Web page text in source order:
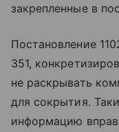
закрепленные в
Постановление
351,
не раскрывать
для сокрытия.
информацию